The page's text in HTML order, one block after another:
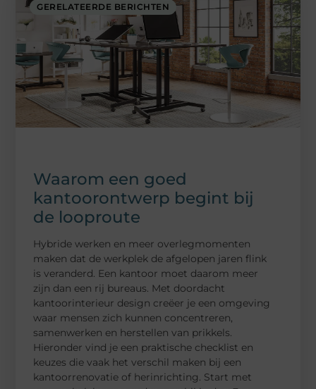
GERELATEERDE BERICHTEN
Waarom een goed
kantoorontwerp begint bij
de looproute
Hybride werken en meer overlegmomenten
maken dat de werkplek de afgelopen jaren flink
is veranderd. Een kantoor moet daarom meer
zijn dan een rij bureaus. Met doordacht
kantoorinterieur design creëer je een omgeving
waar mensen zich kunnen concentreren,
samenwerken en herstellen van prikkels.
Hieronder vind je een praktische checklist en
keuzes die vaak het verschil maken bij een
kantoorrenovatie of herinrichting. Start met